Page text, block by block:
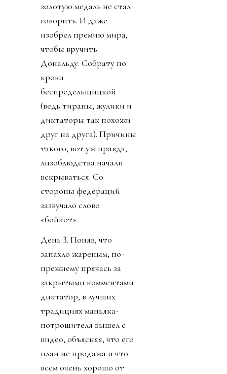
золотую медаль не стал
говорить. И даже
изобрел премию мира,
чтобы вручить
Дональду. Собрату по
крови
беспредельщицкой
(ведь тираны, жулики и
диктаторы так похожи
друг на друга). Причины
такого, вот уж правда,
лизоблюдства начали
вскрываться. Со
стороны федераций
зазвучало слово
«бойкот».
День 3. Поняв, что
запахло жареным, по-
прежнему прячась за
закрытыми комментами
диктатор, в лучших
традициях маньяка-
потрошителя вышел с
видео, объясняя, что его
план не продажа и что
всем очень хорошо от